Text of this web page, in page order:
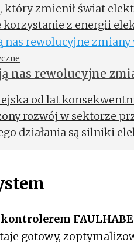
który zmienił świat
korzystanie z energii
był miniaturowy
nas rewolucyjne
od lat
rozwój w sektorze
działania są silniki
kontrolerem
gotowy,